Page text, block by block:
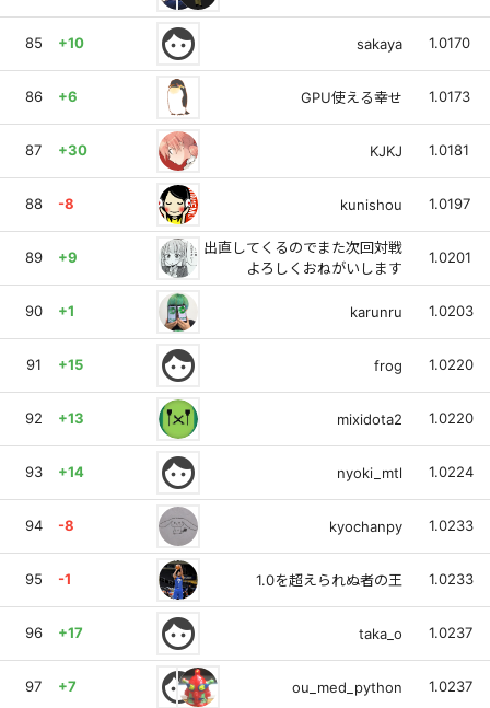
85 +10 face sakaya 1.0170
86 +6 GPU使える幸せ 1.0173
87 +30 KJKJ 1.0181
88 -8 kunishou 1.0197
89 +9
出直してくるのでまた次回対戦
よろしくおねがいします
1.0201
90 +1 karunru 1.0203
91 +15 face frog 1.0220
92 +13 mixidota2 1.0220
93 +14 face nyoki_mtl 1.0224
94 -8 kyochanpy 1.0233
95 -1 1.0を超えられぬ者の王 1.0233
96 +17 face taka_o 1.0237
97 +7 face ou_med_python 1.0237